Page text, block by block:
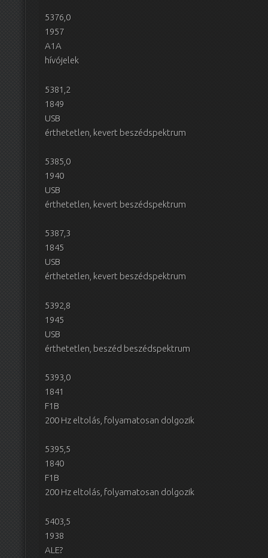
5376,0
1957
A1A
hívójelek
5381,2
1849
USB
érthetetlen, kevert beszédspektrum
5385,0
1940
USB
érthetetlen, kevert beszédspektrum
5387,3
1845
USB
érthetetlen, kevert beszédspektrum
5392,8
1945
USB
érthetetlen, beszéd beszédspektrum
5393,0
1841
F1B
200 Hz eltolás, folyamatosan dolgozik
5395,5
1840
F1B
200 Hz eltolás, folyamatosan dolgozik
5403,5
1938
ALE?